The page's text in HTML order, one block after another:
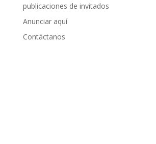
publicaciones de invitados
Anunciar aquí
Contáctanos